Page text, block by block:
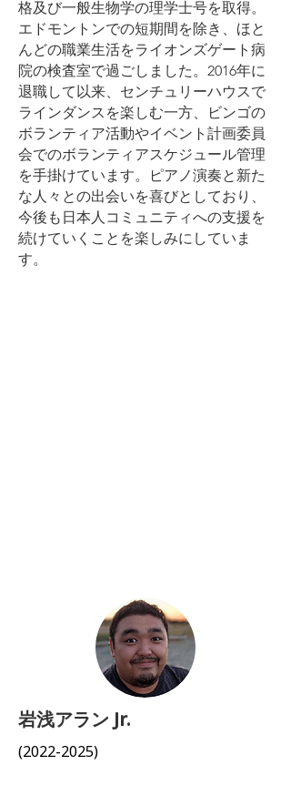
格及び一般生物学の理学士号を取得。
エドモントンでの短期間を除き、ほと
んどの職業生活をライオンズゲート病
院の検査室で過ごしました。2016年に
退職して以来、センチュリーハウスで
ラインダンスを楽しむ一方、ビンゴの
ボランティア活動やイベント計画委員
会でのボランティアスケジュール管理
を手掛けています。ピアノ演奏と新た
な人々との出会いを喜びとしており、
今後も日本人コミュニティへの支援を
続けていくことを楽しみにしていま
す。
岩浅アラン Jr.
(2022-2025)